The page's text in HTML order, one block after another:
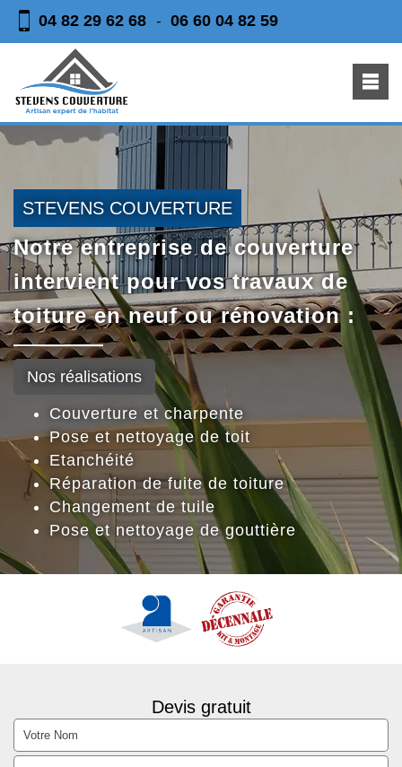
04 82 29 62 68 - 06 60 04 82 59
STEVENS COUVERTURE
Notre entreprise de couverture
intervient pour vos travaux de
toiture en neuf ou rénovation :
Nos réalisations
Couverture et charpente
Pose et nettoyage de toit
Etanchéité
Réparation de fuite de toiture
Changement de tuile
Pose et nettoyage de gouttière
Devis gratuit